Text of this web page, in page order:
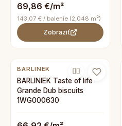
69,86 €/m²
143,07 € / balenie (2,048 m²)
Zobraziť
BARLINEK
BARLINIEK Taste of life
Grande Dub biscuits
1WG000630